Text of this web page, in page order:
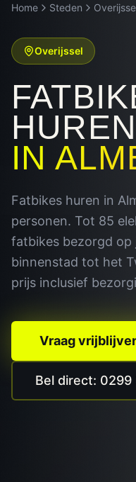
Home Steden
Overijssel
HUREN
IN
Fatbikes huren in
personen. Tot 85
fatbikes bezorgd op
binnenstad tot het
prijs inclusief
Vraag
Bel direct: 0299